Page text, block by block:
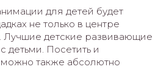
для детей будет
не только в центре
Лучшие детские развивающие
детьми. Посетить и
также абсолютно